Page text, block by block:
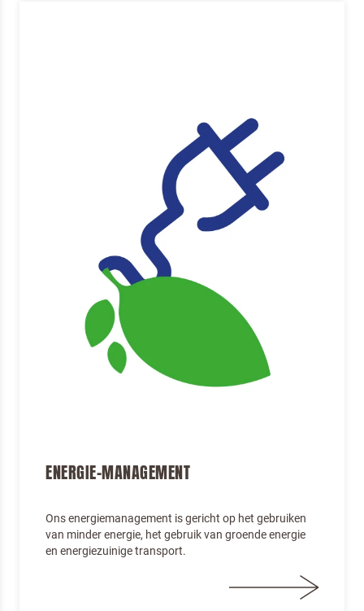
ENERGIE-MANAGEMENT
Ons energiemanagement is gericht op het gebruiken
van minder energie, het gebruik van groende energie
en energiezuinige transport.